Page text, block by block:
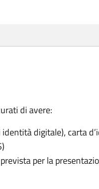
di avere:
digitale), carta
per la